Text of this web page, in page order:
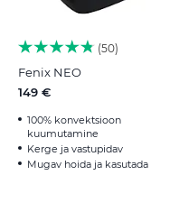
50
Fenix NEO
149 €
100% konvektsioon
kuumutamine
Kerge ja vastupidav
Mugav hoida ja kasutada